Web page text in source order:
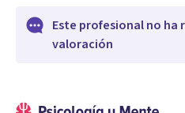
Este profesional no ha
valoración